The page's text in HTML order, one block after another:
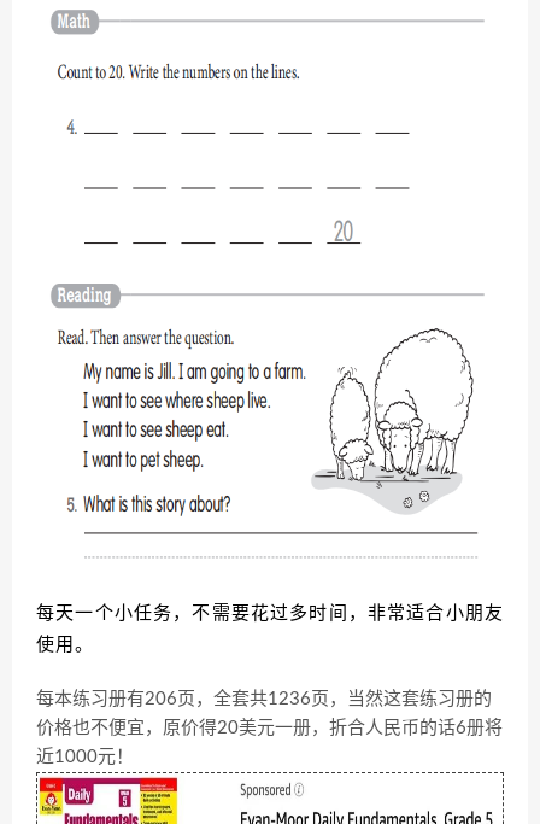
每天一个小任务，不需要花过多时间，非常适合小朋友
使用。
每本练习册有206页，全套共1236页，当然这套练习册的
价格也不便宜，原价得20美元一册，折合人民币的话6册将
近1000元！